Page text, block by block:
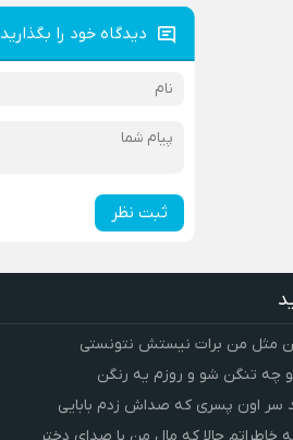
دیدگاه خود را بگذارید
ثبت نظر
مثل من برات نیستش نتونستی
چه تنگن شو و روزم یه رنگن
سر اون پسری که صداش زدم بابایی